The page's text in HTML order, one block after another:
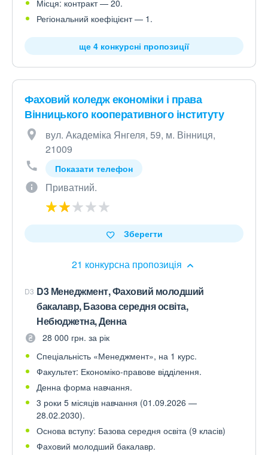
Місця: контракт — 20.
Регіональний коефіцієнт — 1.
ще 4 конкурсні пропозиції
Фаховий коледж економіки і права
Вінницького кооперативного інституту
вул. Академіка Янгеля, 59, м. Вінниця,
21009
Показати телефон
Приватний.
21 конкурсна пропозиція
Зберегти
D3 D3 Менеджмент, Фаховий молодший
бакалавр, Базова середня освіта,
Небюджетна, Денна
28 000 грн. за рік
Спеціальність «Менеджмент», на 1 курс.
Факультет: Економіко-правове відділення.
Денна форма навчання.
3 роки 5 місяців навчання (01.09.2026 —
28.02.2030).
Основа вступу: Базова середня освіта (9 класів)
Фаховий молодший бакалавр.